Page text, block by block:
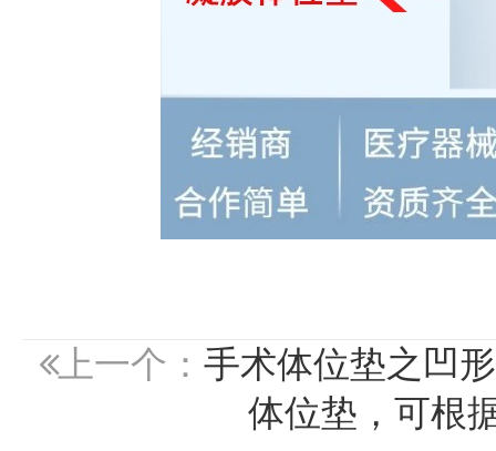
上一个： 手术体位垫之凹
体位垫，可根